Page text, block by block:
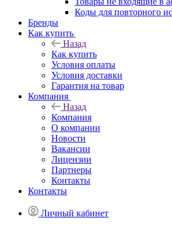
Коды для повторного
Бренды
Как купить
Назад
Как купить
Условия оплаты
Условия доставки
Гарантия на товар
Компания
Назад
Компания
О компании
Новости
Вакансии
Лицензии
Партнеры
Контакты
Контакты
Личный кабинет